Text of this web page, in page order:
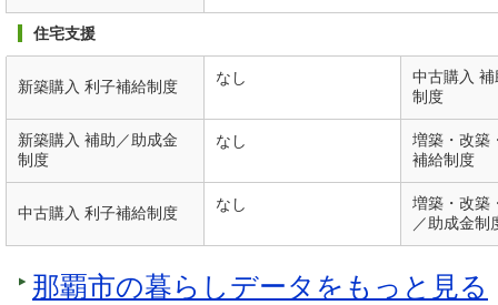
住宅支援
新築購入 利子補給制度 なし
中古購入
制度
新築購入 補助／助成金
制度
なし
増築・改築
補給制度
中古購入 利子補給制度 なし
増築・改築
／助成金制
那覇市の暮らしデータをもっと見る